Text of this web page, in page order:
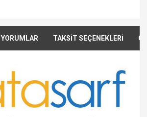
YORUMLAR TAKSİT SEÇENEKLERİ